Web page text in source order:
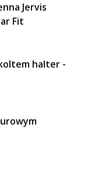
Jervis
Fit
halter -